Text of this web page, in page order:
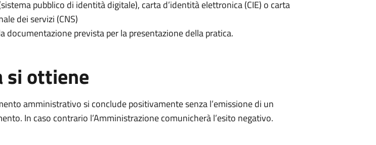
pubblico di identità digitale), carta d’identità elettronica (CIE) o carta
dei servizi (CNS)
documentazione prevista per la presentazione della pratica.
si ottiene
amministrativo si conclude positivamente senza l’emissione di un
In caso contrario l’Amministrazione comunicherà l’esito negativo.